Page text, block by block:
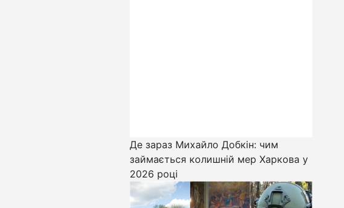
Де зараз Михайло Добкін: чим
займається колишній мер Харкова у
2026 році